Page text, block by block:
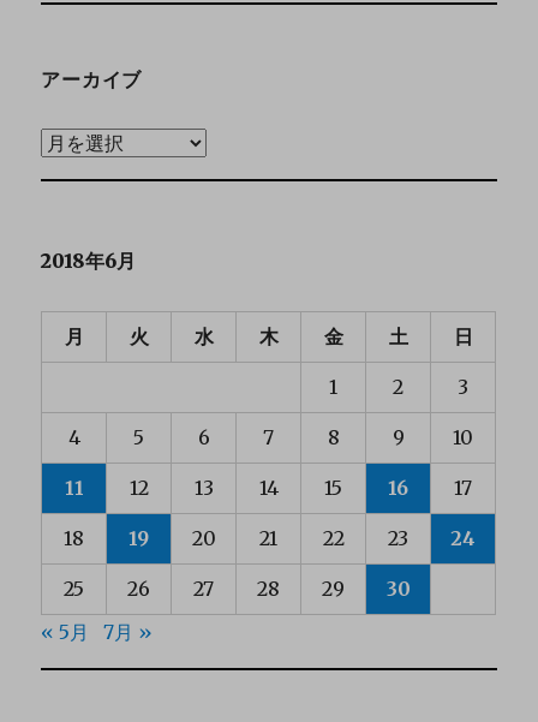
アーカイブ
2018年6月
月 火 水 木 金 土 日
1 2 3
4 5 6 7 8 9 10
11 12 13 14 15 16 17
18 19 20 21 22 23 24
25 26 27 28 29
30
« 5月
7月 »